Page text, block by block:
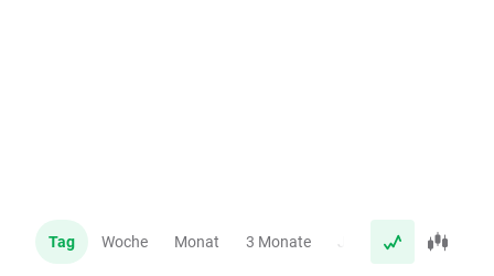
Tag Woche Monat 3 Monate Jahr